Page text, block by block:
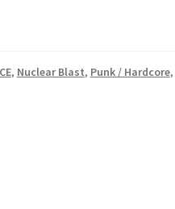
, Nuclear Blast, Punk / Hardcore,